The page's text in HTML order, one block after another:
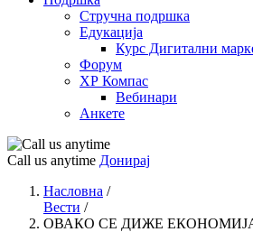
Стручна подршка
Едукација
Курс Дигитални
Форум
ХР Компас
Вебинари
Анкете
Call us anytime Донирај
Насловна /
Вести /
ОВАКО СЕ ДИЖЕ